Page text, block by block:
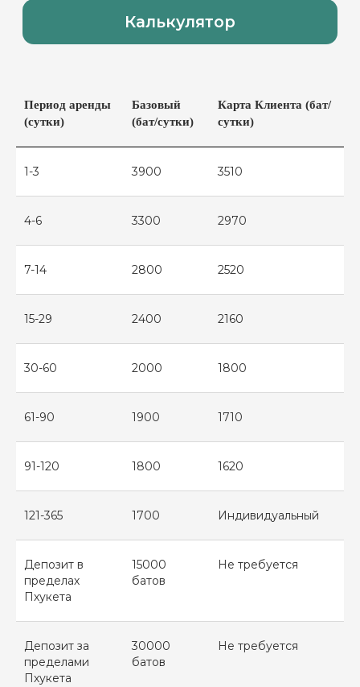
Период аренды
(сутки)
Базовый
(бат/сутки)
Карта Клиента (бат/
сутки)
1-3 3900 3510
4-6 3300 2970
7-14 2800 2520
15-29 2400 2160
30-60 2000 1800
61-90 1900 1710
91-120 1800 1620
121-365 1700 Индивидуальный
Депозит в
пределах
Пхукета
15000
батов
Не требуется
Депозит за
пределами
Пхукета
30000
батов
Не требуется